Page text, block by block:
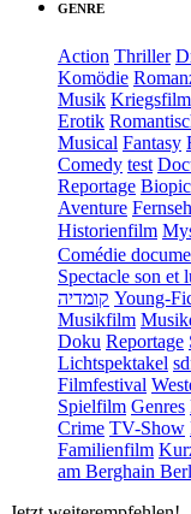
GENRE
Action Thriller
Komödie
Musik Kriegsfilm
Erotik
Musical Fantasy
Comedy test
Reportage Biopic
Aventure
Historienfilm
Comédie
Spectacle son et
קומדיה Young-
Musikfilm
Doku Reportage
Lichtspektakel
Filmfestival
Spielfilm Genres
Crime TV-Show
Familienfilm
am Berghain